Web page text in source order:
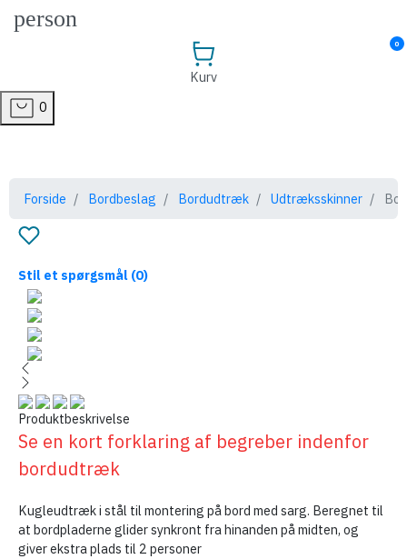
person
0
Kurv
0
Forside Bordbeslag Bordudtræk Udtræksskinner
Stil et spørgsmål (0)
Produktbeskrivelse
Se en kort forklaring af begreber indenfor
bordudtræk
Kugleudtræk i stål til montering på bord med sarg. Beregnet til
at bordpladerne glider synkront fra hinanden på midten, og
giver ekstra plads til 2 personer